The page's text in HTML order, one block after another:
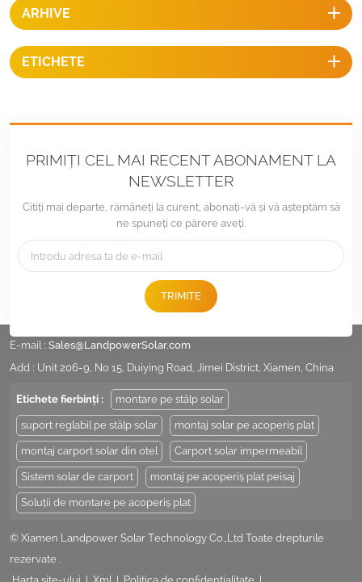
ARHIVE
ETICHETE
PRIMIȚI CEL MAI RECENT ABONAMENT LA
NEWSLETTER
Citiți mai departe, rămâneți la curent, abonați-vă și vă așteptăm să
ne spuneți ce părere aveți.
TRIMITE
E-mail : Sales@LandpowerSolar.com
Add : Unit 206-9, No 15, Duiying Road, Jimei District, Xiamen, China
Etichete fierbinți : montare pe stâlp solar
suport reglabil pe stâlp solar montaj solar pe acoperiș plat
montaj carport solar din otel Carport solar impermeabil
Sistem solar de carport montaj pe acoperiș plat peisaj
Soluții de montare pe acoperiș plat
© Xiamen Landpower Solar Technology Co.,Ltd Toate drepturile
rezervate .